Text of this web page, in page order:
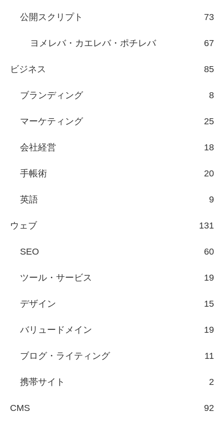
公開スクリプト 73
ヨメレバ・カエレバ・ポチレバ 67
ビジネス 85
ブランディング 8
マーケティング 25
会社経営 18
手帳術 20
英語 9
ウェブ 131
SEO 60
ツール・サービス 19
デザイン 15
バリュードメイン 19
ブログ・ライティング 11
携帯サイト 2
CMS 92